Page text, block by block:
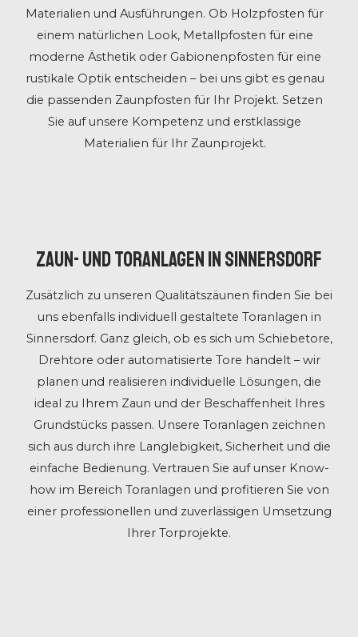
Materialien und Ausführungen. Ob Holzpfosten für
einem natürlichen Look, Metallpfosten für eine
moderne Ästhetik oder Gabionenpfosten für eine
rustikale Optik entscheiden – bei uns gibt es genau
die passenden Zaunpfosten für Ihr Projekt. Setzen
Sie auf unsere Kompetenz und erstklassige
Materialien für Ihr Zaunprojekt.
Zaun- und Toranlagen in Sinnersdorf
Zusätzlich zu unseren Qualitätszäunen finden Sie bei
uns ebenfalls individuell gestaltete Toranlagen in
Sinnersdorf. Ganz gleich, ob es sich um Schiebetore,
Drehtore oder automatisierte Tore handelt – wir
planen und realisieren individuelle Lösungen, die
ideal zu Ihrem Zaun und der Beschaffenheit Ihres
Grundstücks passen. Unsere Toranlagen zeichnen
sich aus durch ihre Langlebigkeit, Sicherheit und die
einfache Bedienung. Vertrauen Sie auf unser Know-
how im Bereich Toranlagen und profitieren Sie von
einer professionellen und zuverlässigen Umsetzung
Ihrer Torprojekte.